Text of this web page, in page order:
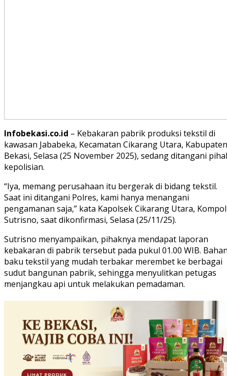
Infobekasi.co.id – Kebakaran pabrik produksi tekstil di
kawasan Jababeka, Kecamatan Cikarang Utara, Kabupaten
Bekasi, Selasa (25 November 2025), sedang ditangani
kepolisian.
“Iya, memang perusahaan itu bergerak di bidang tekstil.
Saat ini ditangani Polres, kami hanya menangani
pengamanan saja,” kata Kapolsek Cikarang Utara, Kompol
Sutrisno, saat dikonfirmasi, Selasa (25/11/25).
Sutrisno menyampaikan, pihaknya mendapat laporan
kebakaran di pabrik tersebut pada pukul 01.00 WIB.
baku tekstil yang mudah terbakar merembet ke berbagai
sudut bangunan pabrik, sehingga menyulitkan petugas
menjangkau api untuk melakukan pemadaman.